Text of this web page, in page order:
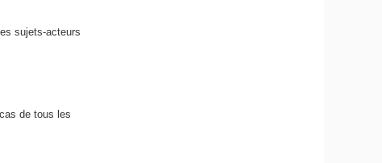
sujets-acteurs
de tous les